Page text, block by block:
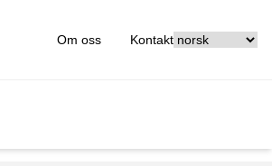
Om oss Kontakt